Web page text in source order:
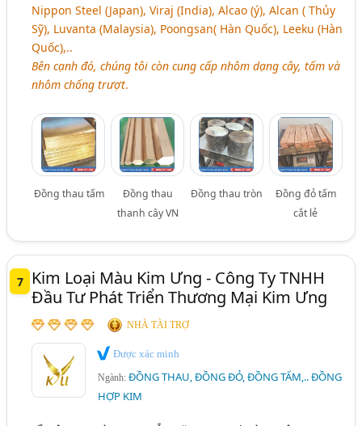
Nippon Steel (Japan), Viraj (India), Alcao (ý), Alcan ( Thủy
Sỹ), Luvanta (Malaysia), Poongsan( Hàn Quốc), Leeku (Hàn
Quốc),..
Bên cạnh đó, chúng tôi còn cung cấp nhôm dạng cây, tấm và
nhôm chống trượt.
Đồng thau tấm
Đồng thau
thanh cây VN
Đồng thau tròn
Đồng đỏ tấm
cắt lẻ
7
Kim Loại Màu Kim Ưng - Công Ty TNHH
Đầu Tư Phát Triển Thương Mại Kim Ưng
NHÀ TÀI TRỢ
Được xác minh
Ngành:ĐỒNG THAU, ĐỒNG ĐỎ, ĐỒNG TẤM,.. ĐỒNG
HỢP KIM